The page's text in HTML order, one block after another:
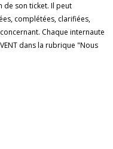
de son ticket. Il peut
complétées, clarifiées,
Chaque internaute
dans la rubrique "Nous